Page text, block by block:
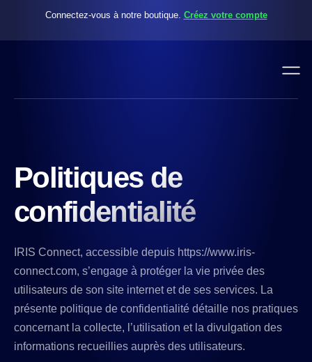
Connectez-vous à notre boutique. Créez votre compte
Politiques de
confidentialité
IRIS Connect, accessible depuis https://www.iris-
connect.com, s’engage à protéger la vie privée des
utilisateurs de son site internet et de ses services. La
présente politique de confidentialité détaille nos pratiques
concernant la collecte, l’utilisation et la divulgation des
informations recueillies auprès des utilisateurs.